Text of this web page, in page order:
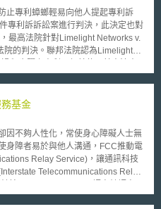
價格(市價)，另一個是推廣價格(促銷
應支出之費用，後者則指折扣價
購券後，得前往義式餐廳享有價值
後，消費者仍得以團購券換取市價
專利蟑螂輕易向他人提起專利訴
專利訴訴訟案進行判決，此決定也對
高法院針對Limelight Networks v.
的判決。聯邦法院認為Limelight雖
infringement）。然最高法院認
今網路科技盛行之時代有很重要的
Instruments, Inc，最高法院亦駁回
patent claim）的內容清楚性作出新
利法第112條中專利說明的要求作出
且模糊（insolubly ambiguous），
法院採不同見解，認為聯邦法院的見
其是一大打擊，過往專利蟑螂多以模
基金
不夠人性化，常使身心障礙人士無
身障者易於與他人溝通，FCC推動電
Relay Service)，讓通訊科技
Telecommunications Relay
Telephone Service)、視